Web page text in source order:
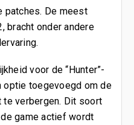
patches. De meest
bracht onder andere
voor de “Hunter”-
optie toegevoegd om de
te verbergen. Dit soort
game actief wordt